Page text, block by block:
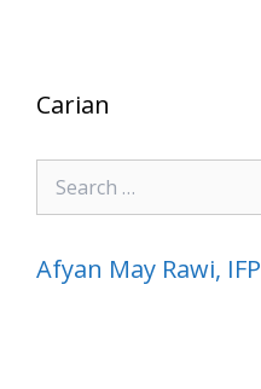
Carian
Search
for:
Afyan May Rawi, IFP